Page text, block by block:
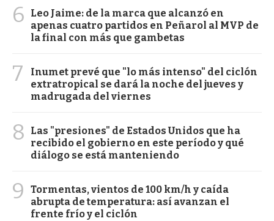
6
Leo Jaime: de la marca que alcanzó en
apenas cuatro partidos en Peñarol al MVP de
la final con más que gambetas
7
Inumet prevé que "lo más intenso" del ciclón
extratropical se dará la noche del jueves y
madrugada del viernes
8
Las "presiones" de Estados Unidos que ha
recibido el gobierno en este período y qué
diálogo se está manteniendo
9
Tormentas, vientos de 100 km/h y caída
abrupta de temperatura: así avanzan el
frente frío y el ciclón